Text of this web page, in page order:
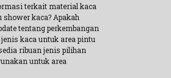
terkait material kaca
kaca? Apakah
tentang perkembangan
kaca untuk area pintu
ribuan jenis pilihan
untuk area